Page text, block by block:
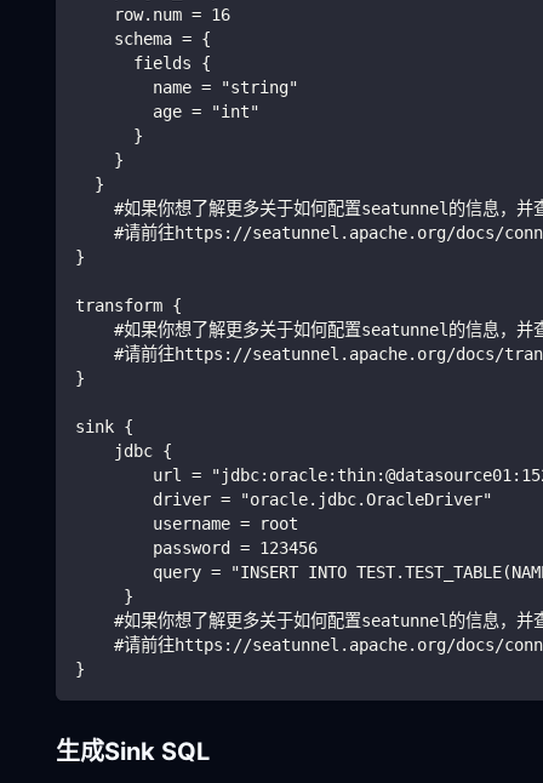
    row.num = 16
    schema = {
      fields {
        name = "string"
        age = "int"
      }
    }
  }
#如果你想了解更多关于如何配置seatunnel的信息，并
#请前往https://seatunnel.apache.org/docs/
}
transform {
#如果你想了解更多关于如何配置seatunnel的信息，并
#请前往https://seatunnel.apache.org/docs/
}
sink {
    jdbc {
url =
        driver = "oracle.jdbc.OracleDriver"
        username = root
        password = 123456
query = "INSERT INTO
     }
#如果你想了解更多关于如何配置seatunnel的信息，并
#请前往https://seatunnel.apache.org/docs/
}
生成Sink SQL